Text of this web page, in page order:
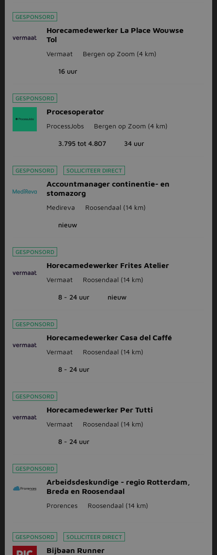
GESPONSORD
Horecamedewerker La Place Wouwse
Tol
Vermaat Bergen op Zoom (4 km)
16 uur
GESPONSORD
Procesoperator
ProcessJobs Bergen op Zoom (4 km)
3.795 tot 4.807 34 uur
GESPONSORD SOLLICITEER DIRECT
Accountmanager continentie- en
stomazorg
Medireva Roosendaal (14 km)
nieuw
GESPONSORD
Horecamedewerker Frites Atelier
Vermaat Roosendaal (14 km)
8 - 24 uur nieuw
GESPONSORD
Horecamedewerker Casa del Caffé
Vermaat Roosendaal (14 km)
8 - 24 uur
GESPONSORD
Horecamedewerker Per Tutti
Vermaat Roosendaal (14 km)
8 - 24 uur
GESPONSORD
Arbeidsdeskundige - regio Rotterdam,
Breda en Roosendaal
Prorences Roosendaal (14 km)
GESPONSORD SOLLICITEER DIRECT
Bijbaan Runner